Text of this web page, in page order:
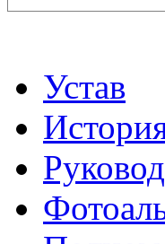
Устав